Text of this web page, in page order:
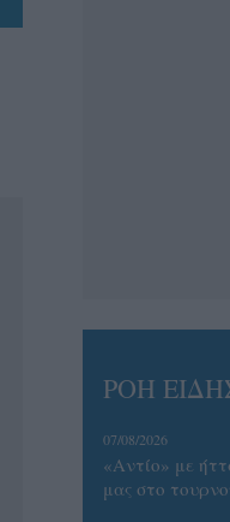
ΡΟΗ
07/08/2026
«Αντίο» με
μας στο